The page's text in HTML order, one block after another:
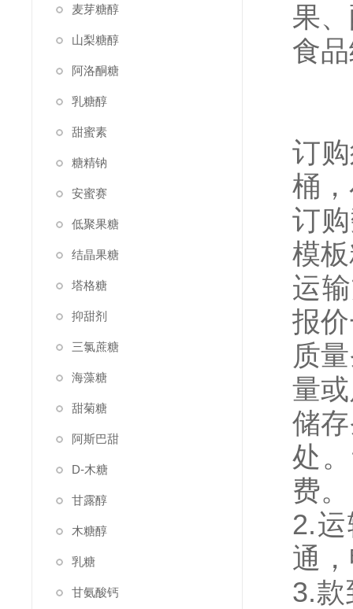
麦芽糖醇
山梨糖醇
阿洛酮糖
乳糖醇
甜蜜素
糖精钠
安蜜赛
低聚果糖
结晶果糖
塔格糖
抑甜剂
三氯蔗糖
海藻糖
甜菊糖
阿斯巴甜
D-木糖
甘露醇
木糖醇
乳糖
甘氨酸钙
果
食
订
桶
订
模
运
报
质
量
储
处
费。
2.
通
3.